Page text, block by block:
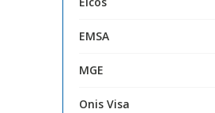
EMSA
MGE
Onis Visa